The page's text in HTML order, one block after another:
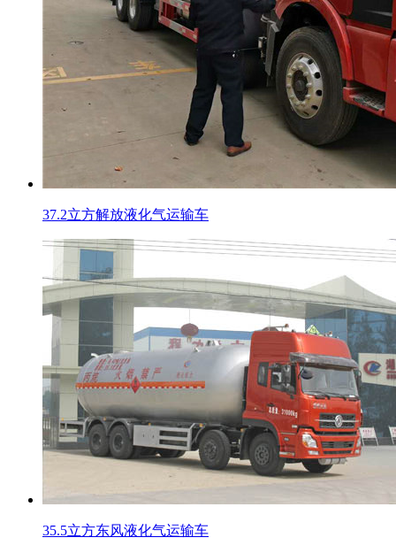
37.2立方解放液化气运输车
35.5立方东风液化气运输车